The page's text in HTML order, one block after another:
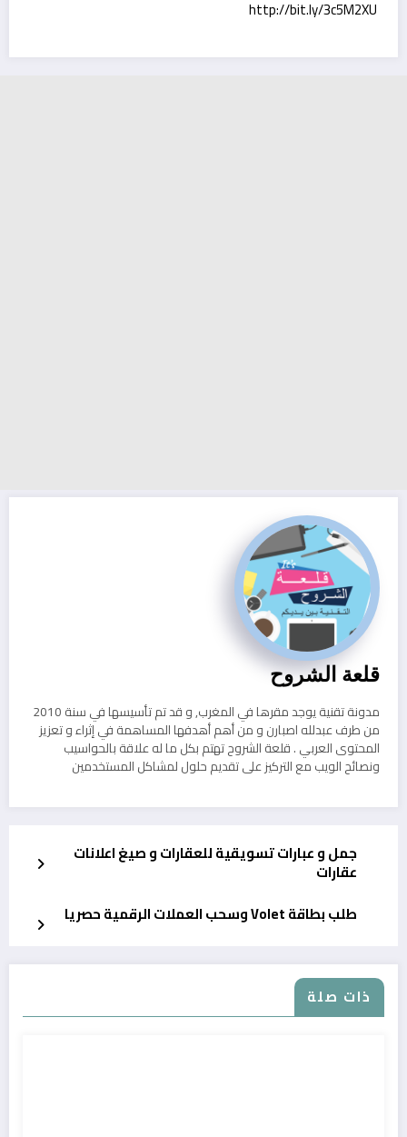
قلعة الشروح
مدونة تقنية يوجد مقرها في المغرب, و قد تم تأسيسها في سنة 2010
من طرف عبدلله اصبارن و من أهم أهدفها المساهمة في إثراء و تعزيز
المحتوى العربي . قلعة الشروح تهتم بكل ما له علاقة بالحواسيب
ونصائح الويب مع التركيز على تقديم حلول لمشاكل المستخدمين
جمل و عبارات تسويقية للعقارات و صيغ اعلانات
عقارات
طلب بطاقة Volet وسحب العملات الرقمية حصريا
ذات صلة